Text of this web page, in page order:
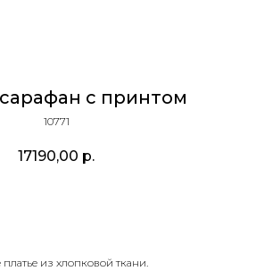
с принтом
10771
17190,00 р.
платье из хлопковой ткани.